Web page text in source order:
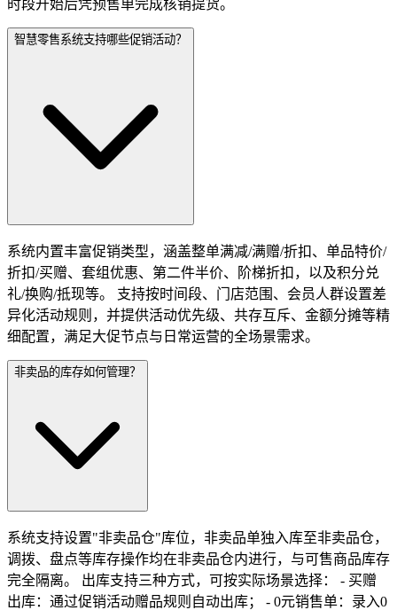
时段开始后凭预售单完成核销提货。
智慧零售系统支持哪些促销活动？
系统内置丰富促销类型，涵盖整单满减/满赠/折扣、单品特价/
折扣/买赠、套组优惠、第二件半价、阶梯折扣，以及积分兑
礼/换购/抵现等。 支持按时间段、门店范围、会员人群设置差
异化活动规则，并提供活动优先级、共存互斥、金额分摊等精
细配置，满足大促节点与日常运营的全场景需求。
非卖品的库存如何管理？
系统支持设置"非卖品仓"库位，非卖品单独入库至非卖品仓，
调拨、盘点等库存操作均在非卖品仓内进行，与可售商品库存
完全隔离。 出库支持三种方式，可按实际场景选择： - 买赠
出库：通过促销活动赠品规则自动出库； - 0元销售单：录入0